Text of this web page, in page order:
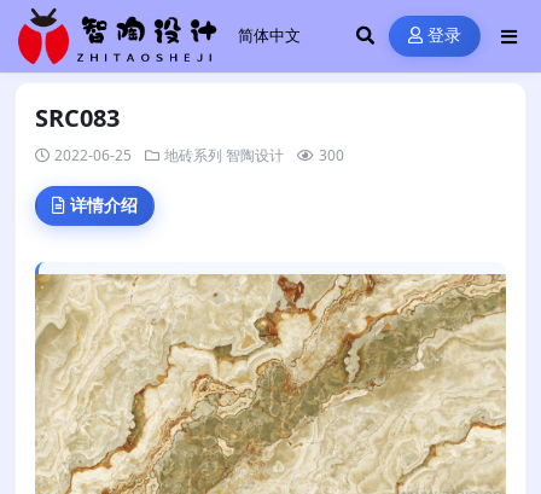
登录
SRC083
2022-06-25 地砖系列 智陶设计 300
详情介绍